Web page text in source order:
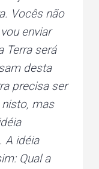
Vocês não
enviar
Terra será
desta
precisa ser
mas
A idéia
Qual a